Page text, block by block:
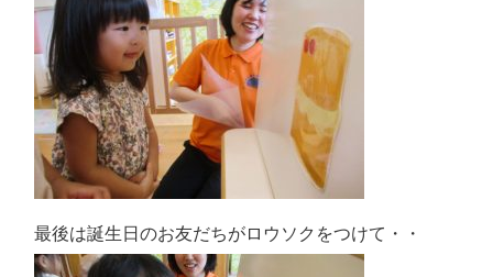
最後は誕生日のお友だちがロウソクをつけて・・